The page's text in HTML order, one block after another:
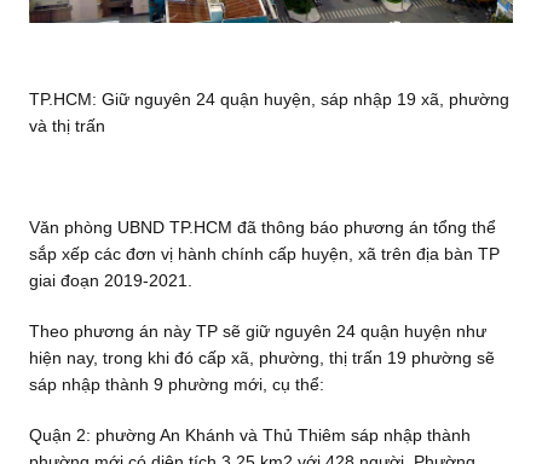
TP.HCM: Giữ nguyên 24 quận huyện, sáp nhập 19 xã, phường
và thị trấn
Văn phòng UBND TP.HCM đã thông báo phương án tổng thể
sắp xếp các đơn vị hành chính cấp huyện, xã trên địa bàn TP
giai đoạn 2019-2021.
Theo phương án này TP sẽ giữ nguyên 24 quận huyện như
hiện nay, trong khi đó cấp xã, phường, thị trấn 19 phường sẽ
sáp nhập thành 9 phường mới, cụ thể:
Quận 2: phường An Khánh và Thủ Thiêm sáp nhập thành